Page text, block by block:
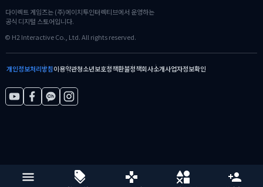
다이렉트 게임즈는 (주)에이치투인터렉티브에서 운영하는
공식 디지털 스토어입니다.
© H2 Interactive Co., Ltd. All rights reserved.
개인정보처리방침이용약관청소년보호정책환불정책회사소개사업자정보확인